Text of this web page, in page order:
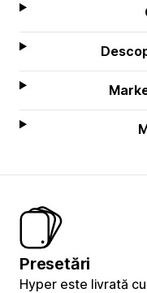
Presetări
Hyper este livrată